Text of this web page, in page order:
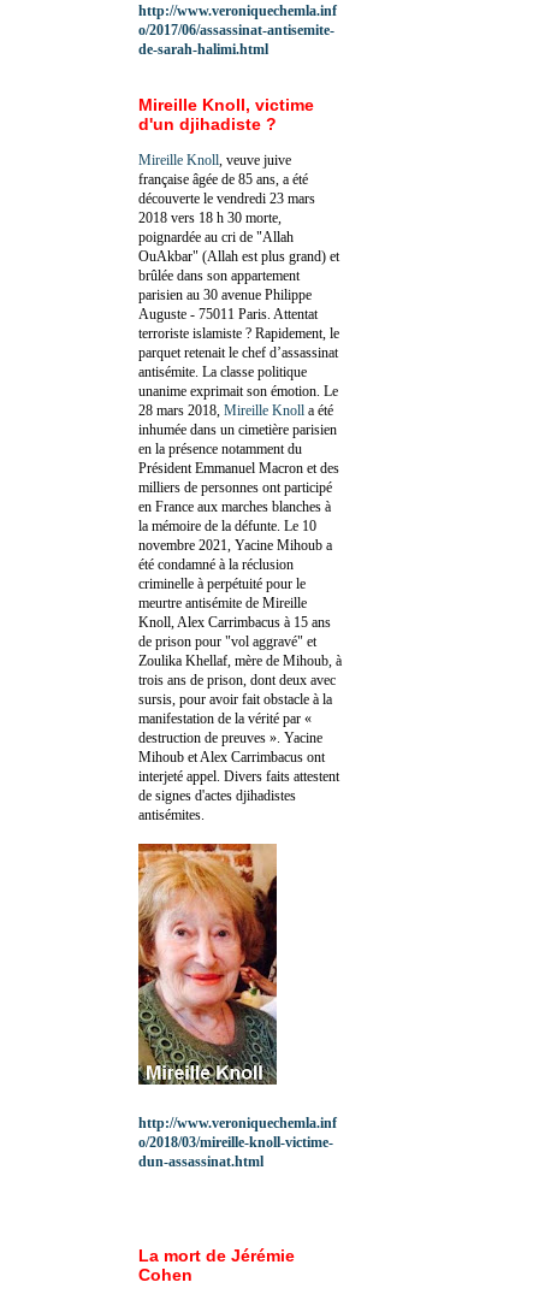
http://www.veroniquechemla.inf
o/2017/06/assassinat-antisemite-
de-sarah-halimi.html
Mireille Knoll, victime
d'un djihadiste ?
Mireille Knoll , veuve juive
française âgée de 85 ans, a été
découverte le vendredi 23 mars
2018 vers 18 h 30 morte,
poignardée au cri de "Allah
OuAkbar" (Allah est plus grand) et
brûlée dans son appartement
parisien au 30 avenue Philippe
Auguste - 75011 Paris. Attentat
terroriste islamiste ? Rapidement, le
parquet retenait le chef d’assassinat
antisémite. La classe politique
unanime exprimait son émotion. Le
28 mars 2018, Mireille Knoll a été
inhumée dans un cimetière parisien
en la présence notamment du
Président Emmanuel Macron et des
milliers de personnes ont participé
en France aux marches blanches à
la mémoire de la défunte. Le 10
novembre 2021, Yacine Mihoub a
été condamné à la réclusion
criminelle à perpétuité pour le
meurtre antisémite de Mireille
Knoll, Alex Carrimbacus à 15 ans
de prison pour "vol aggravé" et
Zoulika Khellaf, mère de Mihoub, à
trois ans de prison, dont deux avec
sursis, pour avoir fait obstacle à la
manifestation de la vérité par «
destruction de preuves ». Yacine
Mihoub et Alex Carrimbacus ont
interjeté appel. Divers faits attestent
de signes d'actes djihadistes
antisémites.
http://www.veroniquechemla.inf
o/2018/03/mireille-knoll-victime-
dun-assassinat.html
La mort de Jérémie
Cohen